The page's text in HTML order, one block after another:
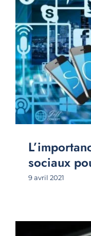
sociaux
9 avril 2021